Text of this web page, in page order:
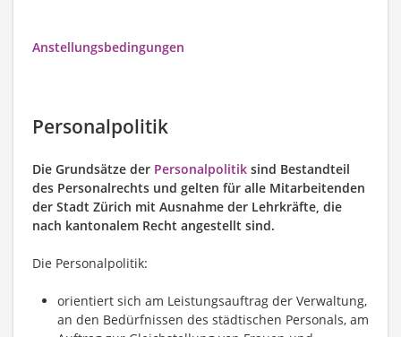
Anstellungsbedingungen
Personalpolitik
Die Grundsätze der Personalpolitik sind Bestandteil
des Personalrechts und gelten für alle Mitarbeitenden
der Stadt Zürich mit Ausnahme der Lehrkräfte, die
nach kantonalem Recht angestellt sind.
Die Personalpolitik:
orientiert sich am Leistungsauftrag der Verwaltung,
an den Bedürfnissen des städtischen Personals, am